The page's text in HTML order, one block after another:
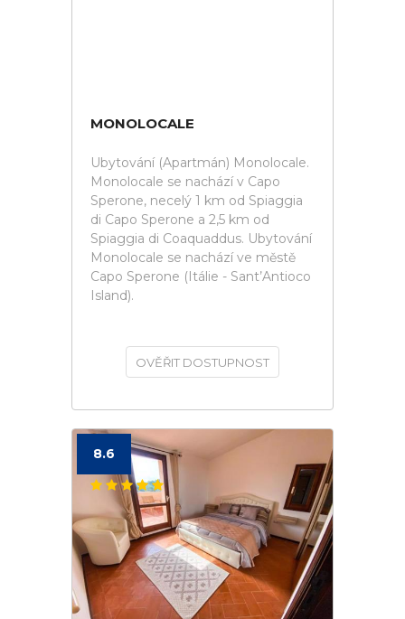
MONOLOCALE
Ubytování (Apartmán) Monolocale.
Monolocale se nachází v Capo
Sperone, necelý 1 km od Spiaggia
di Capo Sperone a 2,5 km od
Spiaggia di Coaquaddus. Ubytování
Monolocale se nachází ve městě
Capo Sperone (Itálie - Sant’Antioco
Island).
OVĚŘIT DOSTUPNOST
8.6